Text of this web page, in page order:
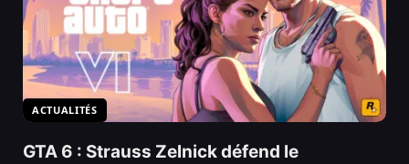
ACTUALITÉS
GTA 6 : Strauss Zelnick défend le